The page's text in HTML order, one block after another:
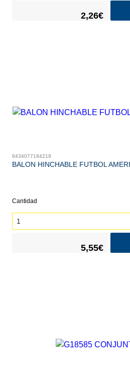
2,26€
8434077184219
BALON HINCHABLE FUTBOL
Cantidad
5,55€